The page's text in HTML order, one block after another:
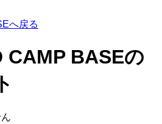
へ戻る
CAMP BASEの